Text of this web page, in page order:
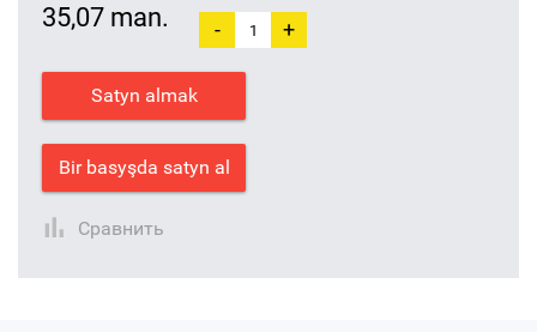
35,07 man. - +
Satyn almak
Bir basyşda satyn al
Сравнить